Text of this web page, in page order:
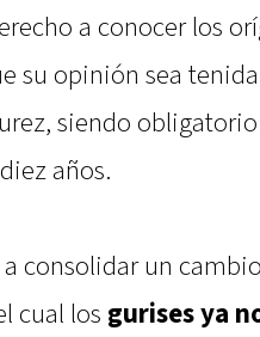
a conocer los
su opinión sea
siendo
años.
a consolidar un
cual los gurises ya